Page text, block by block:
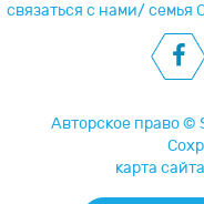
связаться с нами/семья
Авторское право ©
карта сайта